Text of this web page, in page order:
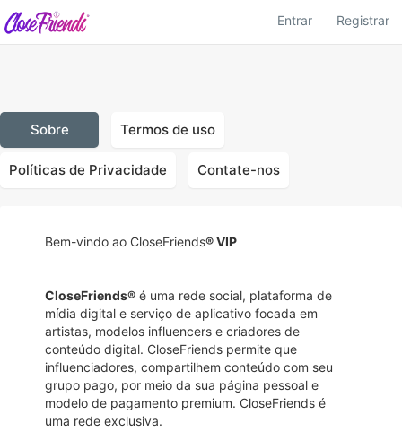
Entrar Registrar
Sobre Termos de uso
Políticas de Privacidade Contate-nos
Bem-vindo ao CloseFriends® VIP
CloseFriends® é uma rede social, plataforma de
mídia digital e serviço de aplicativo focada em
artistas, modelos influencers e criadores de
conteúdo digital. CloseFriends permite que
influenciadores, compartilhem conteúdo com seu
grupo pago, por meio da sua página pessoal e
modelo de pagamento premium. CloseFriends é
uma rede exclusiva.